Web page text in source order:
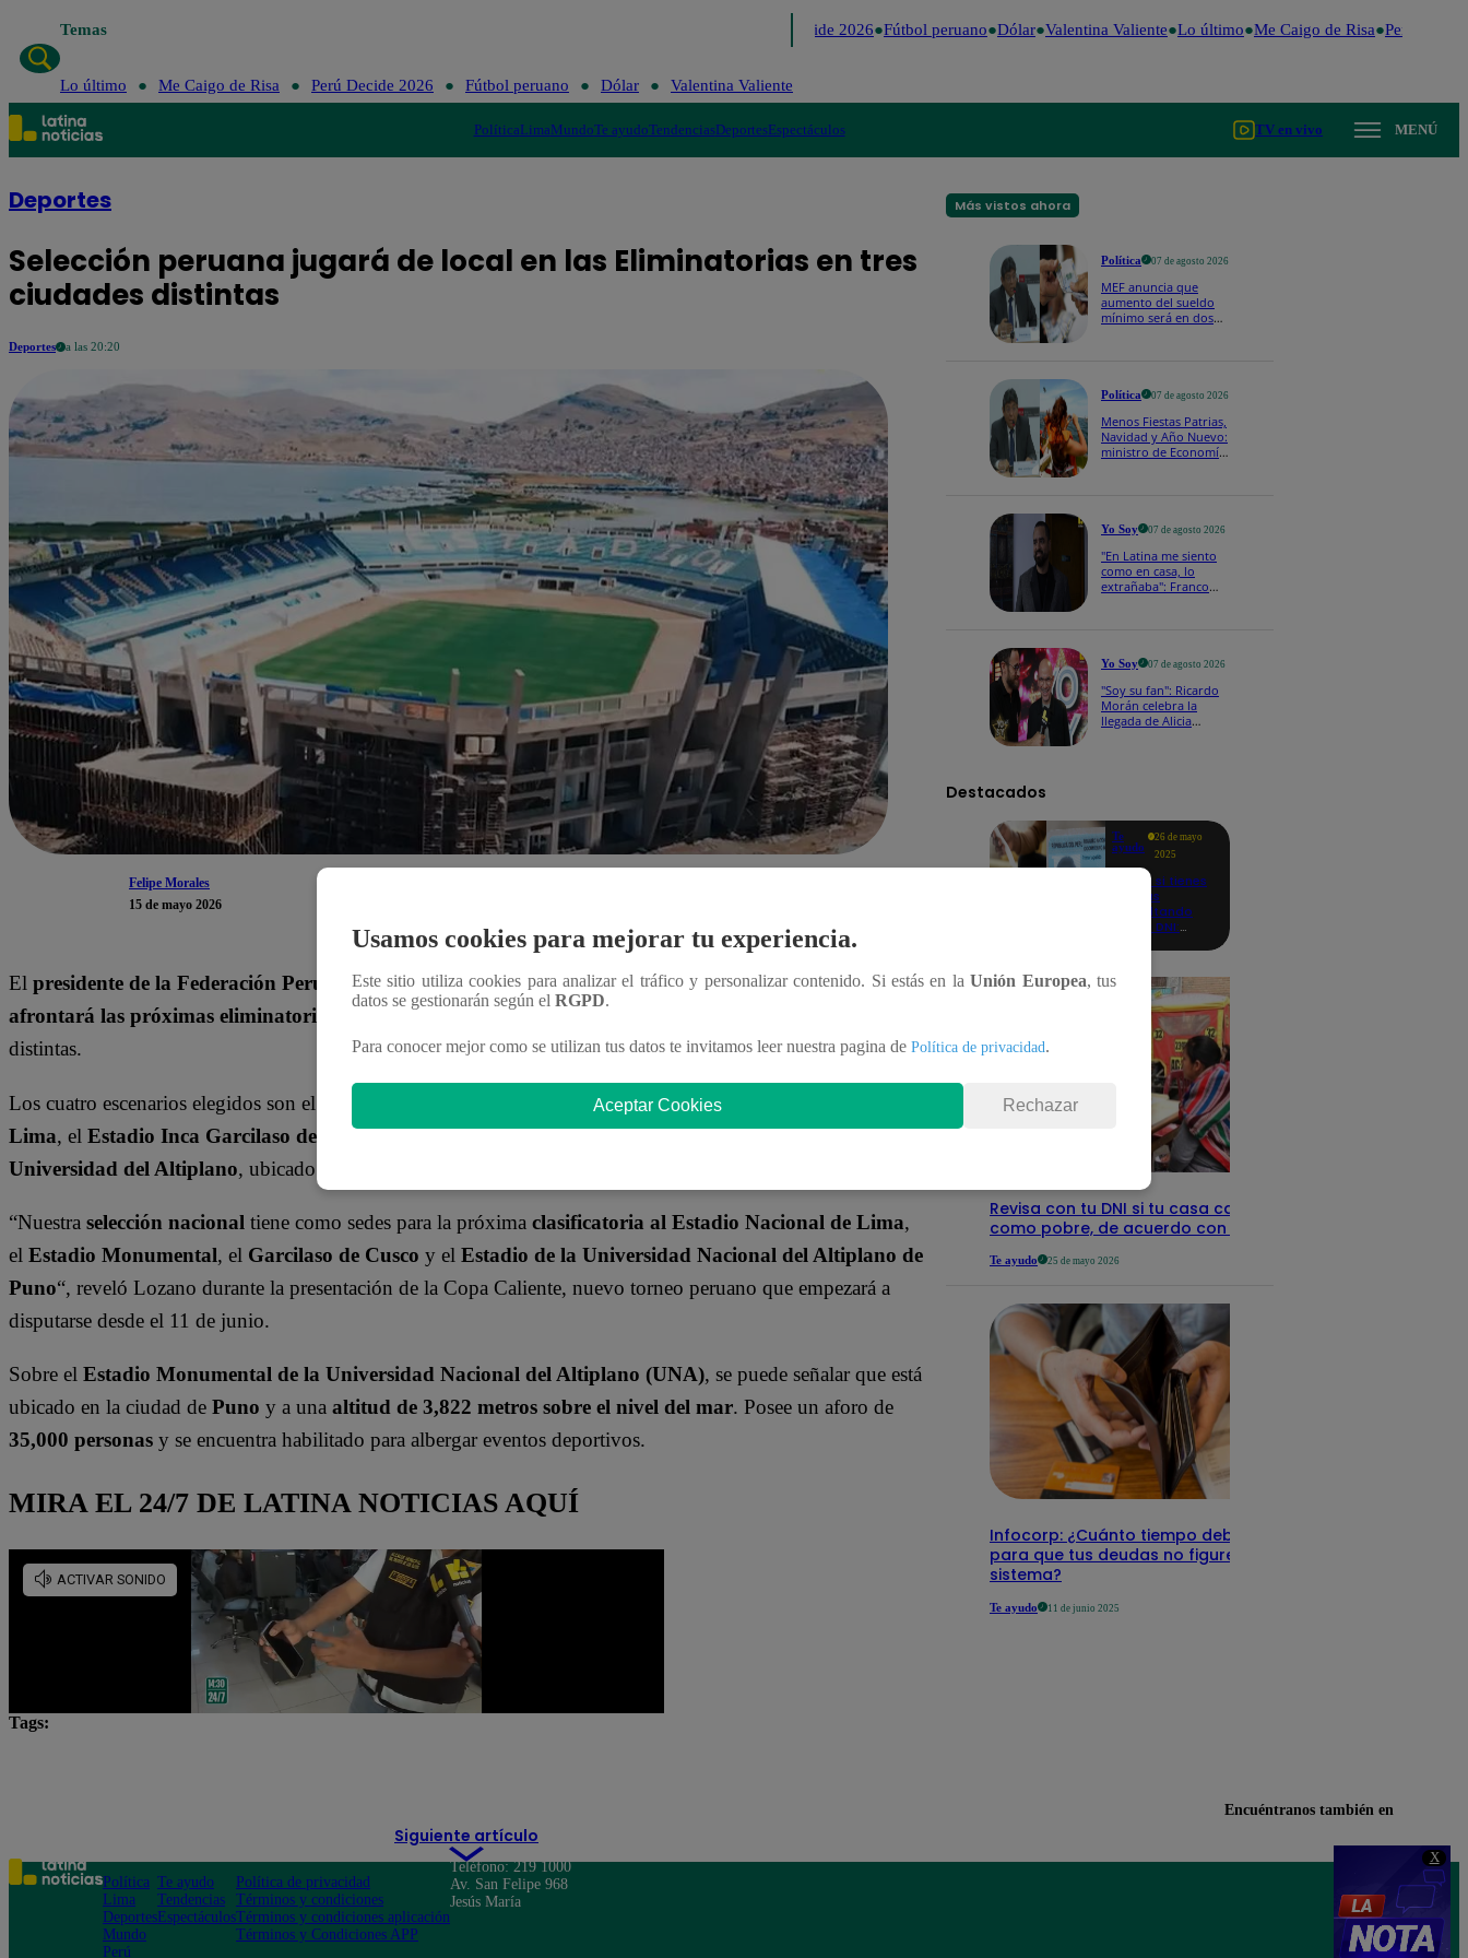
X
Temas Perú Decide 2026 Fútbol peruano Dólar Valentina Valiente Lo último Me Caigo de Risa Perú Decide
Lo último Me Caigo de Risa Perú Decide 2026 Fútbol peruano Dólar Valentina Valiente
PolíticaLimaMundoTe ayudoTendenciasDeportesEspectáculos TV en vivo MENÚ
Deportes
Selección peruana jugará de local en las Eliminatorias en tres
ciudades distintas
Deportes a las 20:20
Felipe Morales
15 de mayo 2026
El presidente de la Federación Peruana de Fútbol, Agustín Lozano, confirmó que laselección peruana
afrontará las próximas eliminatorias rumbo al Mundial 2030 en cuatro estadios de tres ciudades
distintas.
Los cuatro escenarios elegidos son el Estadio Monumental, ambos ubicados en
Lima, el Estadio Inca Garcilaso de la Vega, localizado enCusco, y elEstadio Monumental de la
Universidad del Altiplano, ubicado en
“Nuestra selección nacional tiene como sedes para la próxima clasificatoria al Estadio Nacional de Lima,
el Estadio Monumental, el Garcilaso de Cusco y el Estadio de la Universidad Nacional del Altiplano de
Puno“, reveló Lozano durante la presentación de la Copa Caliente, nuevo torneo peruano que empezará a
disputarse desde el 11 de junio.
Sobre el Estadio Monumental de la Universidad Nacional del Altiplano (UNA), se puede señalar que está
ubicado en la ciudad de Puno y a una altitud de 3,822 metros sobre el nivel del mar. Posee un aforo de
35,000 personas y se encuentra habilitado para albergar eventos deportivos.
MIRA EL 24/7 DE LATINA NOTICIAS AQUÍ
Tags:
Siguiente artículo
Más vistos ahora
Política 07 de agosto 2026
MEF anuncia que
aumento del sueldo
mínimo será en dos
Política 07 de agosto 2026
Menos Fiestas Patrias,
Navidad y Año Nuevo:
ministro de Economía
Yo Soy 07 de agosto 2026
"En Latina me siento
como en casa, lo
extrañaba": Franco
Yo Soy 07 de agosto 2026
"Soy su fan": Ricardo
Morán celebra la
llegada de Alicia
Destacados
Te
ayudo
26 de mayo
2025
Revisa si tienes
deudas
consultando
con tu DNI:
Revisa con tu DNI si tu casa califica
como pobre, de acuerdo con el Sisfoh
Te ayudo 25 de mayo 2026
Infocorp: ¿Cuánto tiempo debe pasar
para que tus deudas no figuren en su
sistema?
Te ayudo 11 de junio 2025
Usamos cookies para mejorar tu experiencia.
Este sitio utiliza cookies para analizar el tráfico y personalizar contenido. Si estás en laUnión Europea, tus
datos se gestionarán según el RGPD.
Para conocer mejor como se utilizan tus datos te invitamos leer nuestra pagina de Política de privacidad.
Aceptar Cookies Rechazar
Encuéntranos también en
Política
Lima
Deportes
Mundo
Perú
Te ayudo
Tendencias
Espectáculos
Política de privacidad
Términos y condiciones
Términos y condiciones aplicación
Términos y Condiciones APP
Teléfono: 219 1000
Av. San Felipe 968
Jesús María